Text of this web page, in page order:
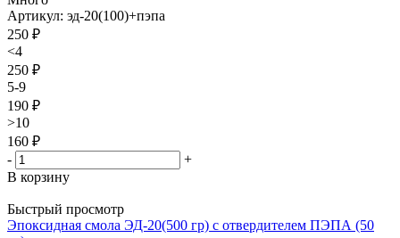
Артикул: эд-20(100)+пэпа
250 ₽
<4
250 ₽
5-9
190 ₽
>10
160 ₽
-
+
В корзину
Быстрый просмотр
Эпоксидная смола ЭД-20(500 гр) с отвердителем ПЭПА (50